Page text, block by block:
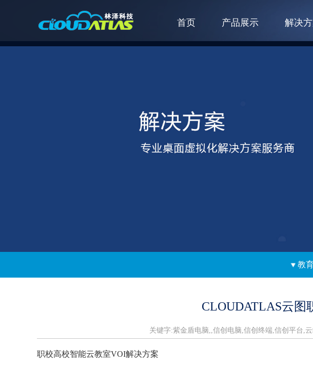
首页 产品展示
信创电脑
便携式计算机 网络同传软件
云桌面系统软件
解决
个人送修
教
CLOUDATLAS云图
关键字:紫金盾电脑,,信创电脑,信创终端,信创平台,
职校高校智能云教室VOI解决方案